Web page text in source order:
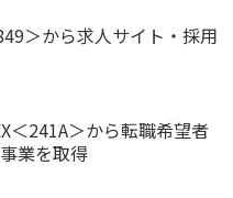
＞から求人サイト・採用
＜241A＞から転職希望者
業を取得